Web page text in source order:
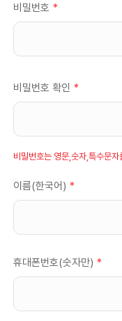
비밀번호 *
비밀번호 확인 *
비밀번호는 영문,숫자,특수문
이름(한국어) *
휴대폰번호(숫자만) *